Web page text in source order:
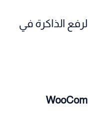
الذاكرة في